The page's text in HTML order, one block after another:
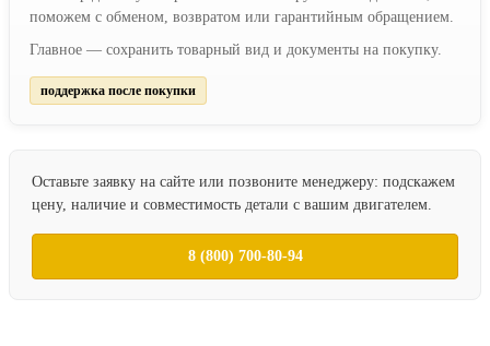
поможем с обменом, возвратом или гарантийным обращением.
Главное — сохранить товарный вид и документы на покупку.
поддержка после покупки
Оставьте заявку на сайте или позвоните менеджеру: подскажем
цену, наличие и совместимость детали с вашим двигателем.
8 (800) 700-80-94